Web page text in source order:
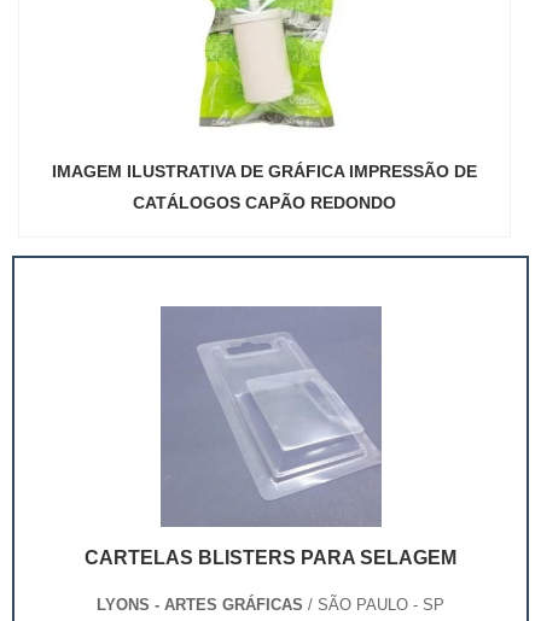
IMAGEM ILUSTRATIVA DE GRÁFICA IMPRESSÃO DE
CATÁLOGOS CAPÃO REDONDO
CARTELAS BLISTERS PARA SELAGEM
LYONS - ARTES GRÁFICAS / SÃO PAULO - SP